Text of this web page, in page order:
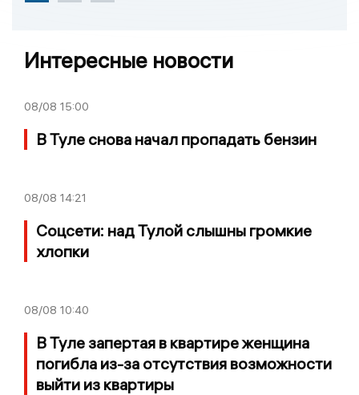
Интересные новости
08/08 15:00
В Туле снова начал пропадать бензин
08/08 14:21
Соцсети: над Тулой слышны громкие
хлопки
08/08 10:40
В Туле запертая в квартире женщина
погибла из-за отсутствия возможности
выйти из квартиры